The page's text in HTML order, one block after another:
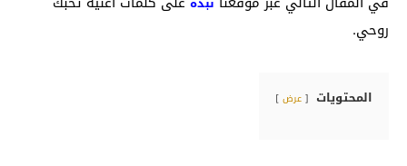
روحي.
المحتويات عرض